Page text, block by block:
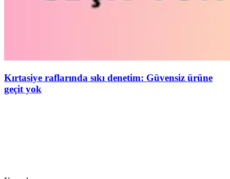
Kırtasiye raflarında sıkı denetim: Güvensiz ürüne
geçit yok